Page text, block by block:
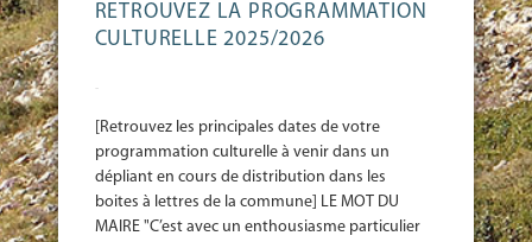
RETROUVEZ LA PROGRAMMATION
CULTURELLE 2025/2026
-
[Retrouvez les principales dates de votre
programmation culturelle à venir dans un
dépliant en cours de distribution dans les
boites à lettres de la commune] LE MOT DU
MAIRE "C’est avec un enthousiasme particulier